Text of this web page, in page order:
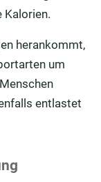
Kalorien.
herankommt,
um
entlastet